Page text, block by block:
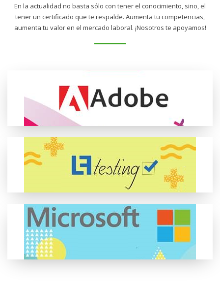
En la actualidad no basta sólo con tener el conocimiento, sino, el
tener un certificado que te respalde. Aumenta tu competencias,
aumenta tu valor en el mercado laboral. ¡Nosotros te apoyamos!